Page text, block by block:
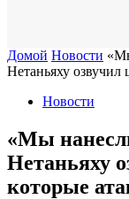
Домой Новости
Нетаньяху озвучил
Новости
​«Мы
Нетаньяху
которые